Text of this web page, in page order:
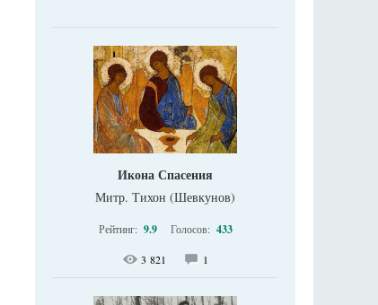
Икона Спасения
Митр. Тихон (Шевкунов)
Рейтинг: 9.9 Голосов: 433
3 821 1